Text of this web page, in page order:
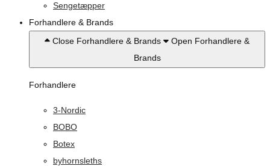
Sengetæpper
Forhandlere & Brands
Close Forhandlere & Brands
Open Forhandlere &
Brands
Forhandlere
3-Nordic
BOBO
Botex
byhornsleths